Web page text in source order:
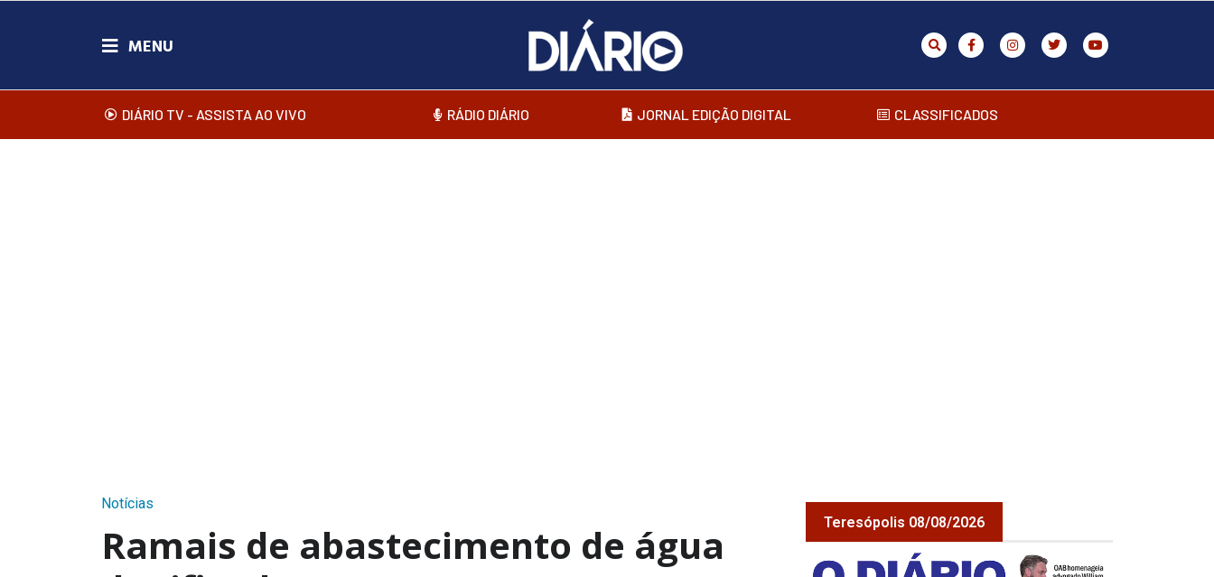
DIÁRIO TV - ASSISTA AO VIVO RÁDIO DIÁRIO JORNAL EDIÇÃO DIGITAL CLASSIFICADOS
Notícias
Ramais de abastecimento de água
Teresópolis 08/08/2026